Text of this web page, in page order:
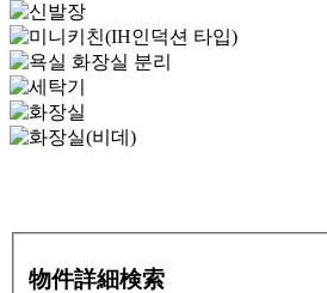
物件詳細検索